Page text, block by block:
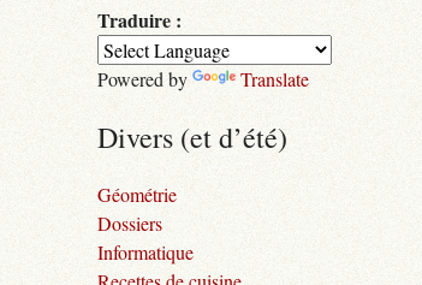
Traduire :
Powered by Translate
Divers (et d’été)
Géométrie
Dossiers
Informatique